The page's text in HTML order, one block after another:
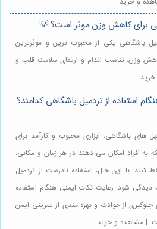
برای کاهش وزن موثر است؟ 💡
باشگاهی یکی از محبوب ترین و موثرترین
وزن، تناسب اندام و ارتقای سلامت قلب و
استفاده از تردمیل باشگاهی کدامند؟
های باشگاهی، ابزاری محبوب و کارآمد برای
به افراد امکان می دهند در هر زمان و مکانی،
کنند. با این حال، استفاده نادرست از تردمیل
شود. رعایت نکات ایمنی هنگام استفاده
جلوگیری از حوادث و بهره مندی از تمرینی ایمن
| مشاهده و خرید